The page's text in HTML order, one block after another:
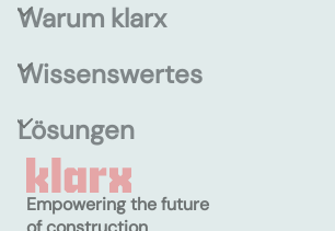
Warum klarx
Wissenswertes
Lösungen
Empowering the future